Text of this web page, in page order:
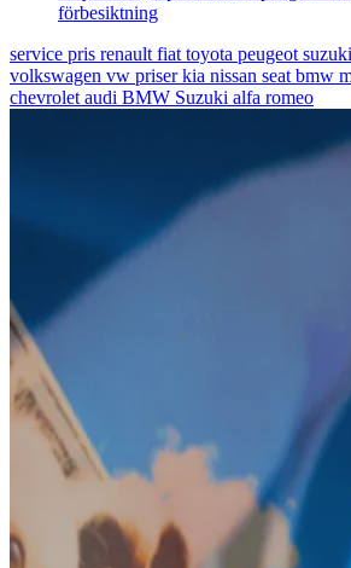
förbesiktning
service pris renault fiat toyota peugeot suzuki
volkswagen vw priserkia nissan seat bmw
chevrolet audi BMW Suzuki alfa romeo